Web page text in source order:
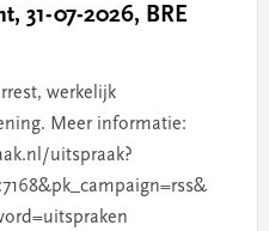
31-07-2026, BRE
werkelijk
Meer informatie:
uitspraak?